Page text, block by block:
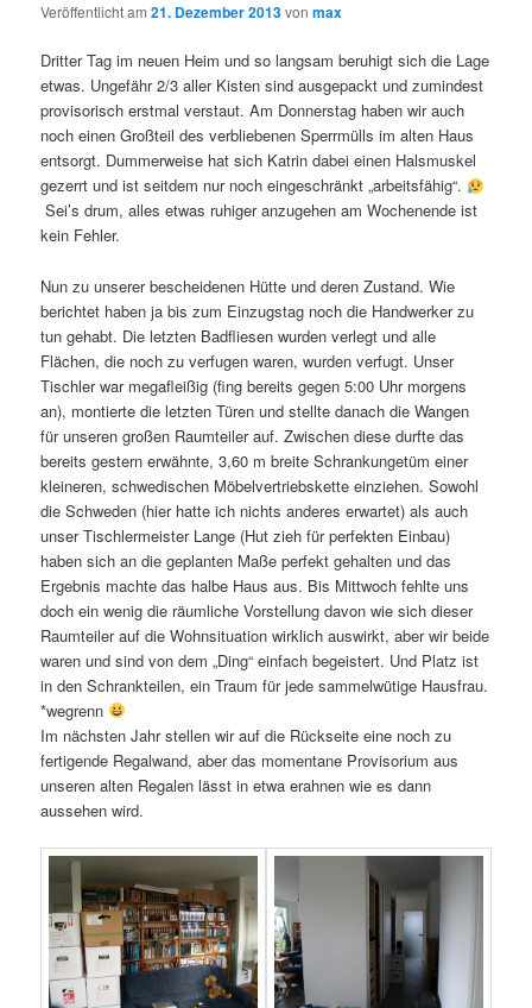
Veröffentlicht am21. Dezember 2013vonmax
Dritter Tag im neuen Heim und so langsam beruhigt sich die Lage
etwas. Ungefähr 2/3 aller Kisten sind ausgepackt und zumindest
provisorisch erstmal verstaut. Am Donnerstag haben wir auch
noch einen Großteil des verbliebenen Sperrmülls im alten Haus
entsorgt. Dummerweise hat sich Katrin dabei einen Halsmuskel
gezerrt und ist seitdem nur noch eingeschränkt „arbeitsfähig“.
Sei’s drum, alles etwas ruhiger anzugehen am Wochenende ist
kein Fehler.
Nun zu unserer bescheidenen Hütte und deren Zustand. Wie
berichtet haben ja bis zum Einzugstag noch die Handwerker zu
tun gehabt. Die letzten Badfliesen wurden verlegt und alle
Flächen, die noch zu verfugen waren, wurden verfugt. Unser
Tischler war megafleißig (fing bereits gegen 5:00 Uhr morgens
an), montierte die letzten Türen und stellte danach die Wangen
für unseren großen Raumteiler auf. Zwischen diese durfte das
bereits gestern erwähnte, 3,60 m breite Schrankungetüm einer
kleineren, schwedischen Möbelvertriebskette einziehen. Sowohl
die Schweden (hier hatte ich nichts anderes erwartet) als auch
unser Tischlermeister Lange (Hut zieh für perfekten Einbau)
haben sich an die geplanten Maße perfekt gehalten und das
Ergebnis machte das halbe Haus aus. Bis Mittwoch fehlte uns
doch ein wenig die räumliche Vorstellung davon wie sich dieser
Raumteiler auf die Wohnsituation wirklich auswirkt, aber wir beide
waren und sind von dem „Ding“ einfach begeistert. Und Platz ist
in den Schrankteilen, ein Traum für jede sammelwütige Hausfrau.
*wegrenn
Im nächsten Jahr stellen wir auf die Rückseite eine noch zu
fertigende Regalwand, aber das momentane Provisorium aus
unseren alten Regalen lässt in etwa erahnen wie es dann
aussehen wird.